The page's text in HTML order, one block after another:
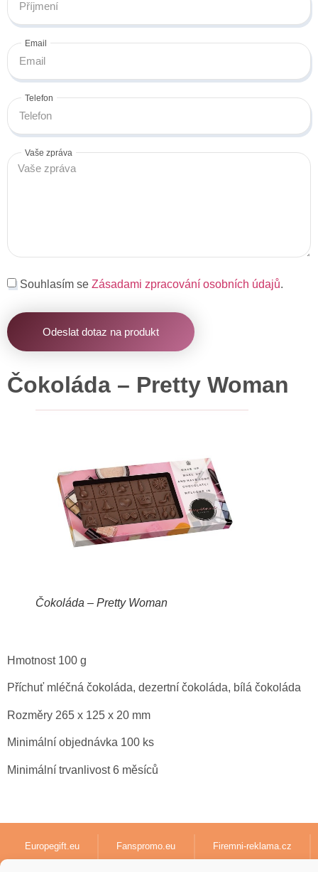
Email
Telefon
Vaše zpráva
Souhlasím se Zásadami zpracování osobních údajů.
Odeslat dotaz na produkt
Čokoláda – Pretty Woman
Čokoláda – Pretty Woman
Hmotnost 100 g
Příchuť mléčná čokoláda, dezertní čokoláda, bílá čokoláda
Rozměry 265 x 125 x 20 mm
Minimální objednávka 100 ks
Minimální trvanlivost 6 měsíců
Europegift.eu Fanspromo.eu Firemni-reklama.cz